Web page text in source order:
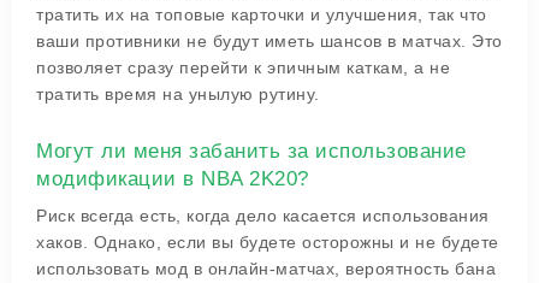
тратить их на топовые карточки и улучшения, так что
ваши противники не будут иметь шансов в матчах. Это
позволяет сразу перейти к эпичным каткам, а не
тратить время на унылую рутину.
Могут ли меня забанить за использование
модификации в NBA 2K20?
Риск всегда есть, когда дело касается использования
хаков. Однако, если вы будете осторожны и не будете
использовать мод в онлайн-матчах, вероятность бана